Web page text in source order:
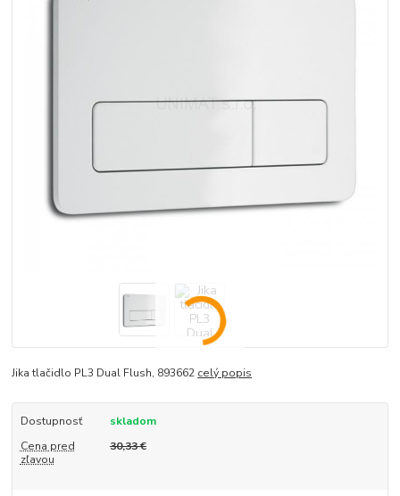
Jika tlačidlo PL3 Dual Flush, 893662 celý popis
Dostupnosť
skladom
Cena pred
zľavou
30,33 €